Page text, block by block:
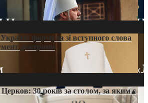
формула зі вступного слова
доктрини
30 років за столом, за яким є